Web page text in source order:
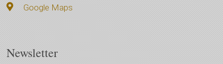
Google Maps
Newsletter